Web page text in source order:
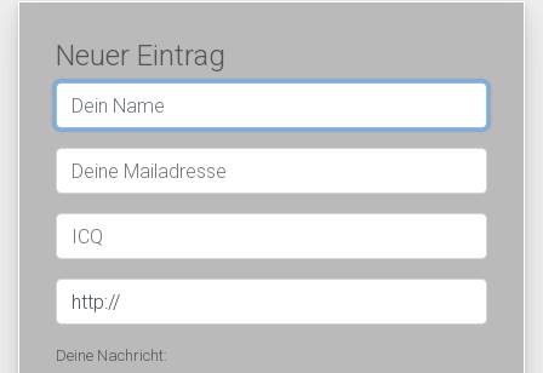
Neuer Eintrag
Deine Nachricht: